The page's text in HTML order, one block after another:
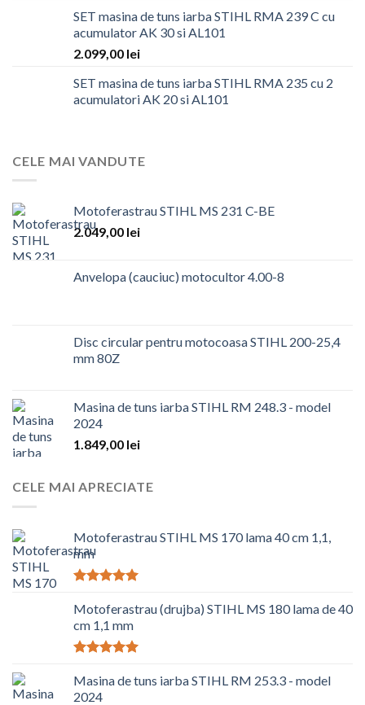
SET masina de tuns iarba STIHL RMA 239 C cu
acumulator AK 30 si AL101
2.099,00 lei
SET masina de tuns iarba STIHL RMA 235 cu 2
acumulatori AK 20 si AL101
CELE MAI VANDUTE
Motoferastrau STIHL MS 231 C-BE
2.049,00 lei
Anvelopa (cauciuc) motocultor 4.00-8
Disc circular pentru motocoasa STIHL 200-25,4
mm 80Z
Masina de tuns iarba STIHL RM 248.3 - model
2024
1.849,00 lei
CELE MAI APRECIATE
Motoferastrau STIHL MS 170 lama 40 cm 1,1,
mm
5.00din 5
Motoferastrau (drujba) STIHL MS 180 lama de 40
cm 1,1 mm
5.00din 5
Masina de tuns iarba STIHL RM 253.3 - model
2024